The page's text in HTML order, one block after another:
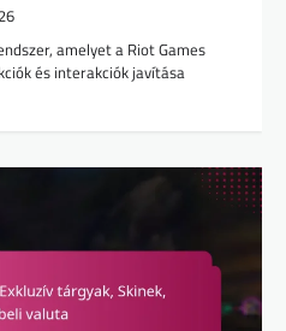
amelyet a Riot Games
és interakciók javítása